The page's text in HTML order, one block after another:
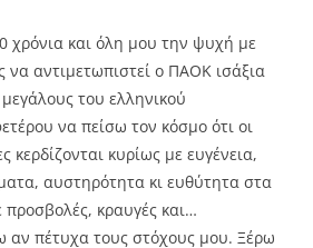
και όλη μου την ψυχή με
να αντιμετωπιστεί ο ΠΑΟΚ ισάξια
του ελληνικού
να πείσω τον κόσμο ότι οι
κερδίζονται κυρίως με ευγένεια,
αυστηρότητα κι ευθύτητα στα
κραυγές και…
αν πέτυχα τους στόχους μου. Ξέρω